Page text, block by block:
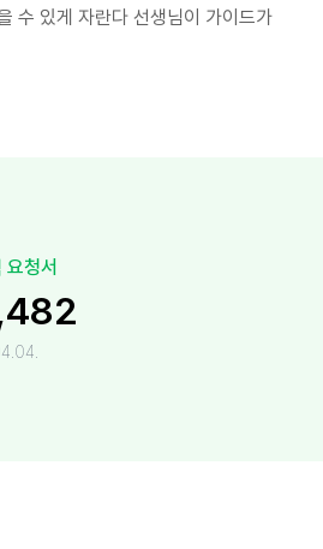
수 있게 자란다 선생님이 가이드가
요청서